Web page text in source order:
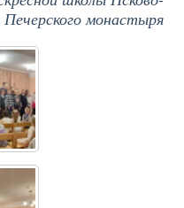
Печерского монастыря